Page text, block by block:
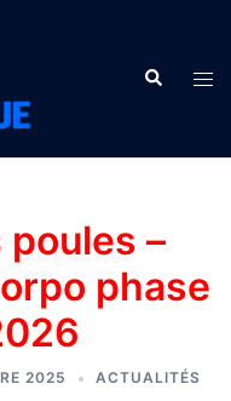
–
phase
2025 ACTUALITÉS